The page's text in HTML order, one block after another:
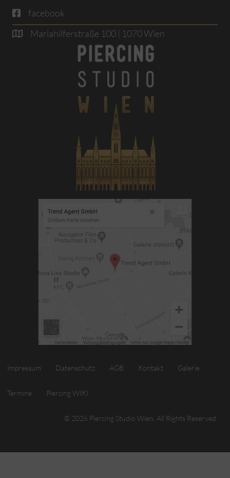
facebook
Mariahilferstraße 100 | 1070 Wien
Impressum Datenschutz AGB Kontakt Galerie
Termine Piercing WIKI
© 2026 Piercing Studio Wien. All Rights Reserved.